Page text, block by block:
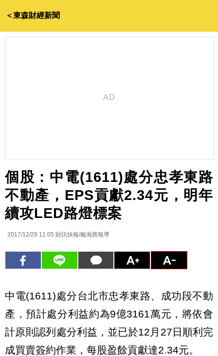
＜東森財經新聞
個股：中電(1611)處分忠孝東路
不動產，EPS貢獻2.34元，明年
續攻LED路燈標案
2017/12/29 11:05 財訊快報/戴海茜報導
中電(1611)處分台北市忠孝東路、成功段不動
產，預計處分利益約為9億3161萬元，將依會
計原則認列處分利益，並已於12月27日順利完
成買賣簽約作業，每股盈餘貢獻達2.34元。